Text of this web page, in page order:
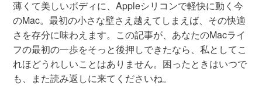
薄くて美しいボディに、Appleシリコンで軽快に動く今
のMac。最初の小さな壁さえ越えてしまえば、その快適
さを存分に味わえます。この記事が、あなたのMacライ
フの最初の一歩をそっと後押しできたなら、私としてこ
れほどうれしいことはありません。困ったときはいつで
も、また読み返しに来てくださいね。